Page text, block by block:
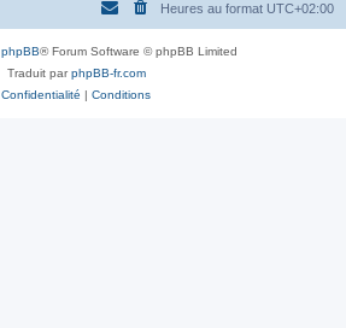
Heures au format UTC+02:00
phpBB® Forum Software © phpBB Limited
Traduit parphpBB-fr.com
Confidentialité | Conditions